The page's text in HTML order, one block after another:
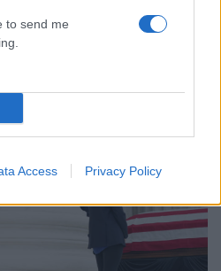
to send me
Access Privacy Policy
που πρότεινε ο Τραμπ
σαν να έχει βγεί